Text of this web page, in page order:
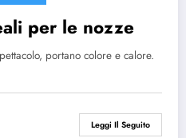
per le nozze
portano colore e calore.
Leggi Il Seguito